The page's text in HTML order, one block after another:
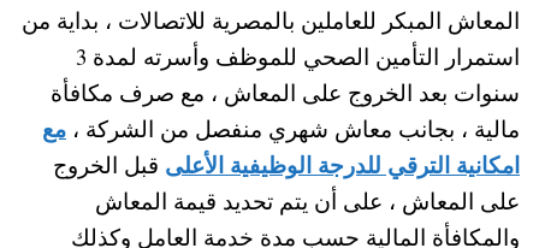
المعاش المبكر للعاملين بالمصرية للاتصالات ، بداية من
استمرار التأمين الصحي للموظف وأسرته لمدة 3
سنوات بعد الخروج على المعاش ، مع صرف مكافأة
مالية ، بجانب معاش شهري منفصل من الشركة ، مع
امكانية الترقي للدرجة الوظيفية الأعلى قبل الخروج
على المعاش ، على أن يتم تحديد قيمة المعاش
والمكافأة المالية حسب مدة خدمة العامل وكذلك